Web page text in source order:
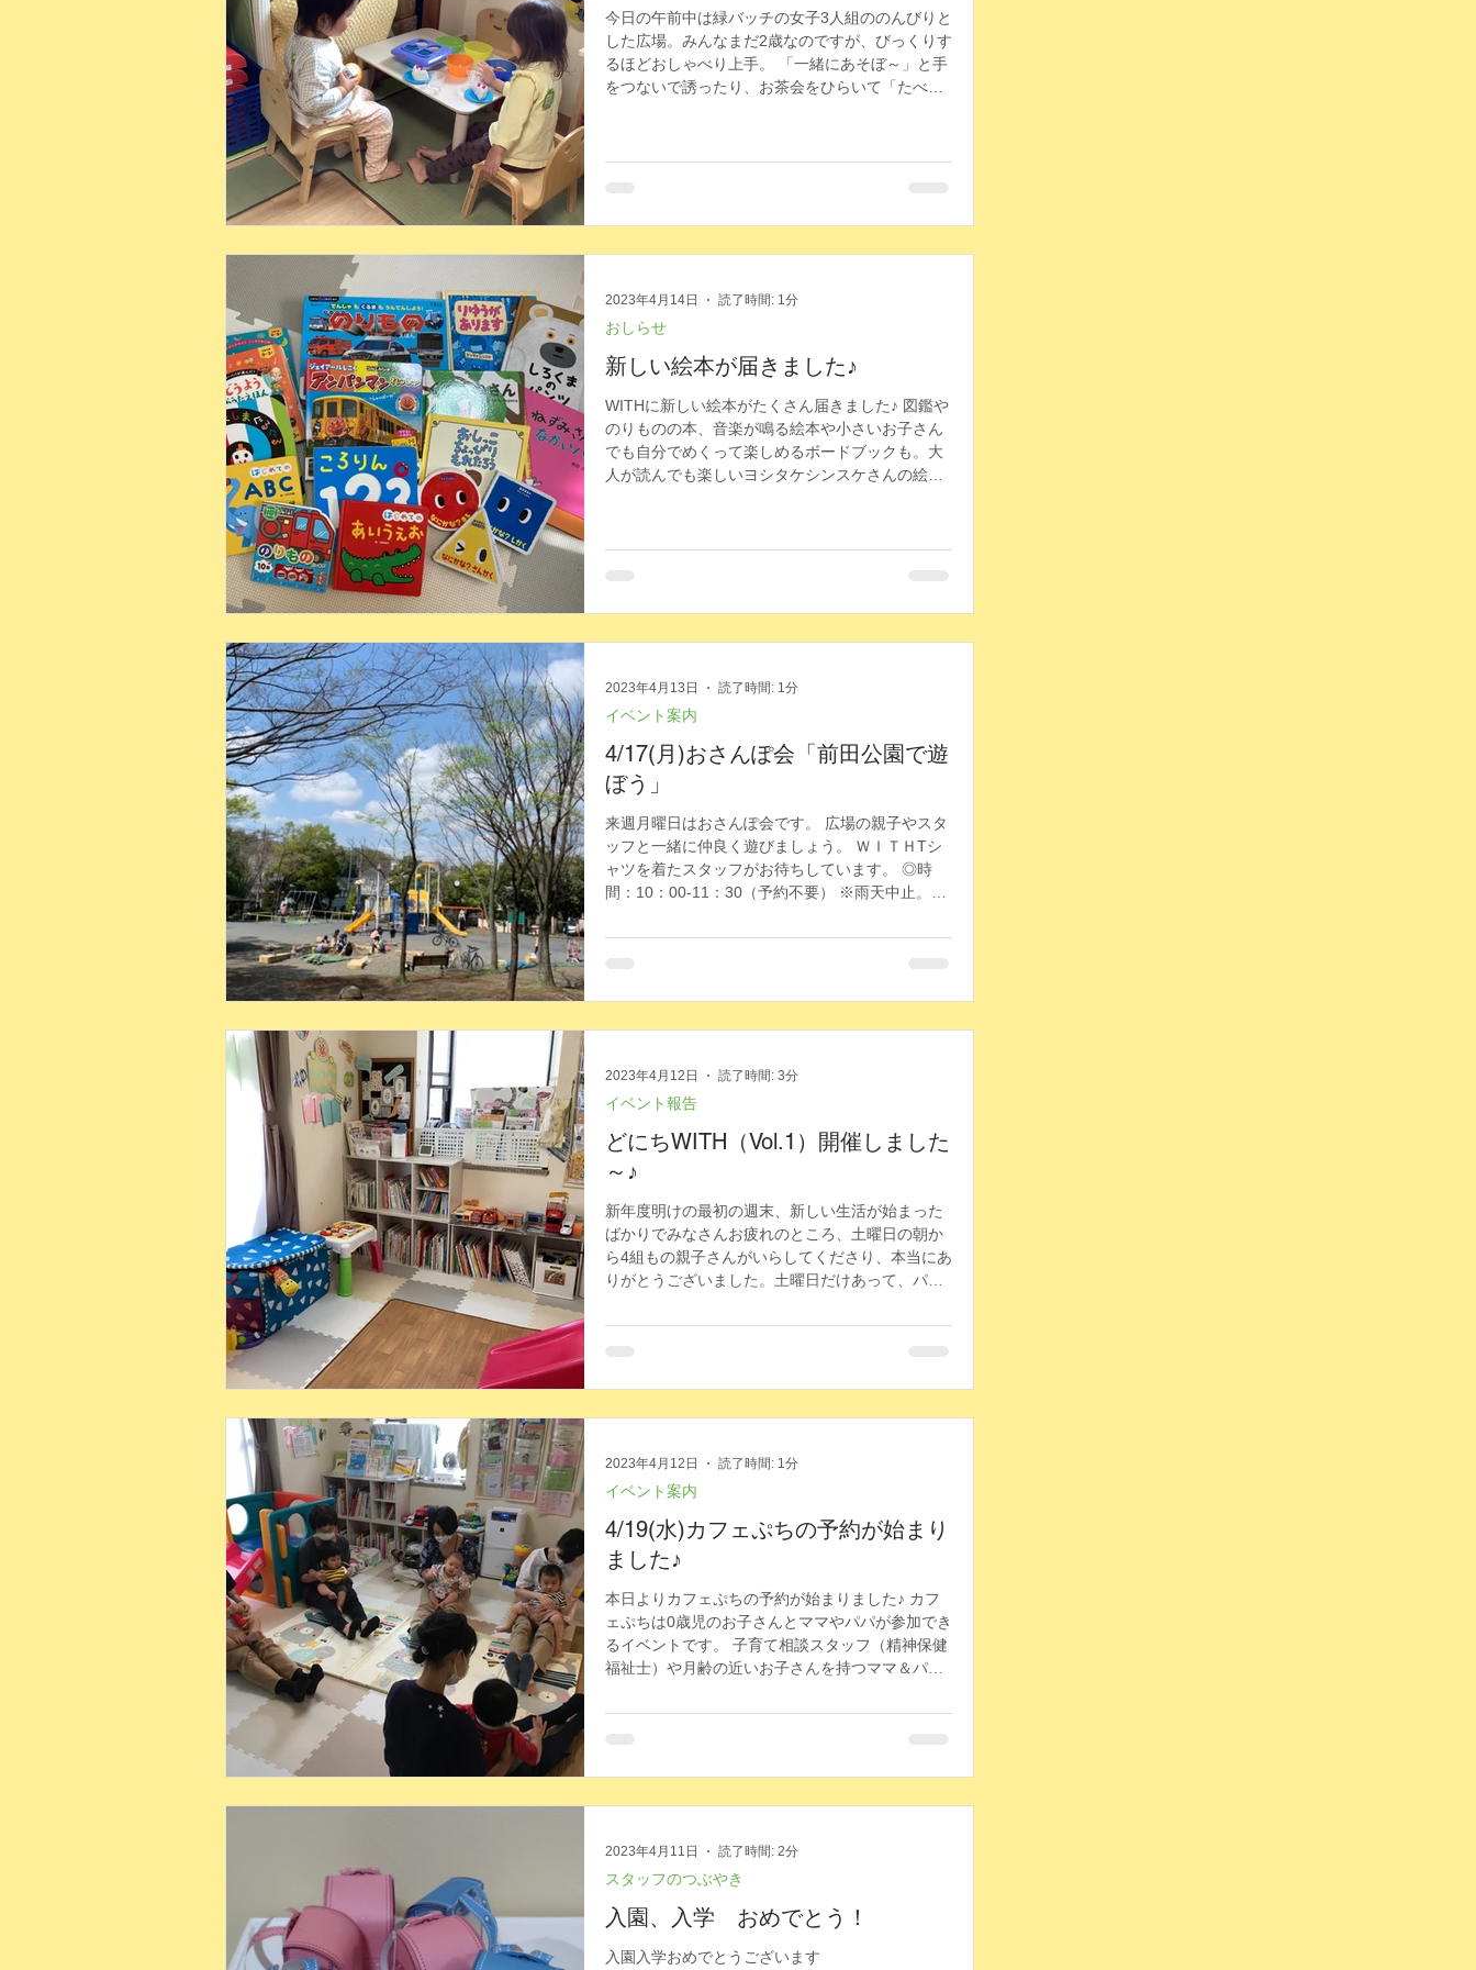
今日の午前中は緑バッチの女子3人組ののんびりと
した広場。みんなまだ2歳なのですが、びっくりす
るほどおしゃべり上手。 「一緒にあそぼ～」と手
をつないで誘ったり、お茶会をひらいて「たべ
新しい絵本が届きました♪
WITHに新しい絵本がたくさん届きました♪ 図鑑や
のりものの本、音楽が鳴る絵本や小さいお子さん
でも自分でめくって楽しめるボードブックも。大
人が読んでも楽しいヨシタケシンスケさんの絵本
おしらせ
2023年4月14日 読了時間: 1分
4/17(月)おさんぽ会「前田公園で遊
ぼう」
来週月曜日はおさんぽ会です。 広場の親子やスタ
ッフと一緒に仲良く遊びましょう。 ＷＩＴＨTシ
ャツを着たスタッフがお待ちしています。 ◎時
間：10：00-11：30（予約不要） ※雨天中止。
田公園（現地集合） ◎参加費：無料...
イベント案内
2023年4月13日 読了時間: 1分
どにちWITH（Vol.1）開催しました
～♪
新年度明けの最初の週末、新しい生活が始まった
ばかりでみなさんお疲れのところ、土曜日の朝か
ら4組もの親子さんがいらしてくださり、本当にあ
りがとうございました。土曜日だけあって、パパ
かでしたよ～（＾＾）...
イベント報告
2023年4月12日 読了時間: 3分
4/19(水)カフェぷちの予約が始まり
ました♪
本日よりカフェぷちの予約が始まりました♪ カフ
ェぷちは0歳児のお子さんとママやパパが参加でき
るイベントです。 子育て相談スタッフ（精神保健
福祉士）や月齢の近いお子さんを持つママ＆パパ
におしゃべりしましょう♪...
イベント案内
2023年4月12日 読了時間: 1分
入園、入学 おめでとう！
入園入学おめでとうございます
スタッフのつぶやき
2023年4月11日 読了時間: 2分